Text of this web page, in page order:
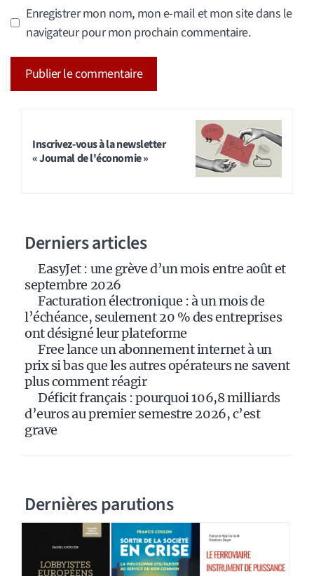
Enregistrer mon nom, mon e-mail et mon site dans le
navigateur pour mon prochain commentaire.
Inscrivez-vous à la newsletter
« Journal de l'économie »
Derniers articles
EasyJet : une grève d’un mois entre août et
septembre 2026
Facturation électronique : à un mois de
l’échéance, seulement 20 % des entreprises
ont désigné leur plateforme
Free lance un abonnement internet à un
prix si bas que les autres opérateurs ne savent
plus comment réagir
Déficit français : pourquoi 106,8 milliards
d’euros au premier semestre 2026, c’est
grave
Dernières parutions